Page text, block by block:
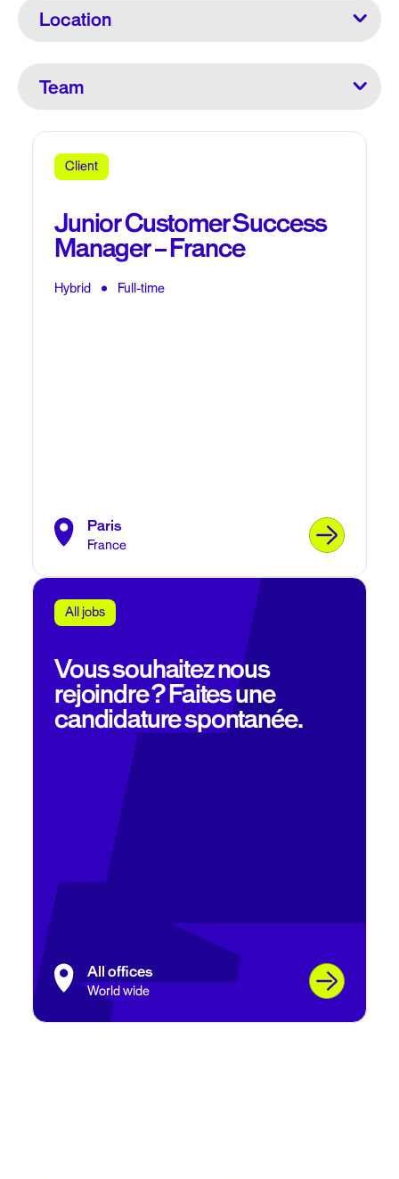
Client
Junior Customer Success
Manager – France
Hybrid Full-time
Paris
France
All jobs
Vous souhaitez nous
rejoindre ? Faites une
candidature spontanée.
All offices
World wide